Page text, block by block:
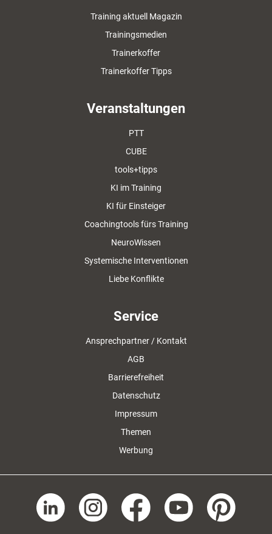
Training aktuell Magazin
Trainingsmedien
Trainerkoffer
Trainerkoffer Tipps
Veranstaltungen
PTT
CUBE
tools+tipps
KI im Training
KI für Einsteiger
Coachingtools fürs Training
NeuroWissen
Systemische Interventionen
Liebe Konflikte
Service
Ansprechpartner / Kontakt
AGB
Barrierefreiheit
Datenschutz
Impressum
Themen
Werbung